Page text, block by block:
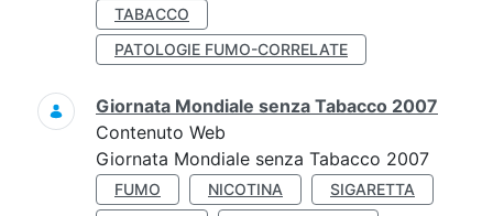
TABACCO
PATOLOGIE FUMO-CORRELATE
Giornata Mondiale senza Tabacco 2007
Contenuto Web
Giornata Mondiale senza Tabacco 2007
FUMO NICOTINA
SIGARETTA